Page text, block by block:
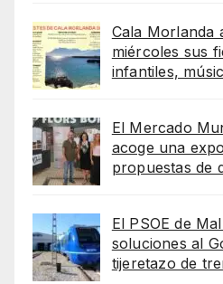
Cala Morlanda
miércoles sus
infantiles,
El Mercado
acoge una
propuestas de
El PSOE de
soluciones al
tijeretazo de